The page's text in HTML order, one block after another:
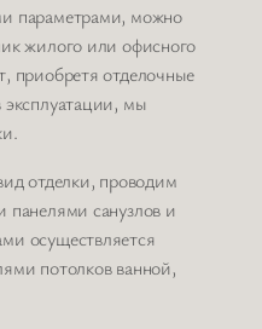
параметрами, можно
жилого или офисного
приобретя отделочные
эксплуатации, мы
отделки, проводим
панелями санузлов и
осуществляется
потолков ванной,